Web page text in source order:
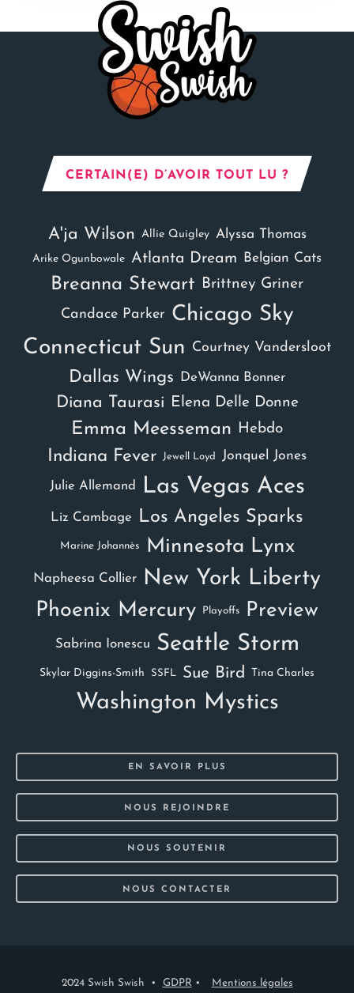
CERTAIN(E) D’AVOIR TOUT LU ?
A'ja Wilson Allie Quigley Alyssa Thomas
Arike Ogunbowale Atlanta Dream Belgian Cats
Breanna Stewart Brittney Griner
Candace Parker Chicago Sky
Connecticut Sun
Courtney Vandersloot
Dallas Wings DeWanna Bonner
Diana Taurasi Elena Delle Donne
Emma Meesseman Hebdo
Indiana Fever Jewell Loyd Jonquel Jones
Julie Allemand Las Vegas Aces
Liz Cambage Los Angeles Sparks
Marine Johannès Minnesota Lynx
Napheesa Collier New York Liberty
Phoenix Mercury Playoffs Preview
Sabrina Ionescu Seattle Storm
Skylar Diggins-Smith SSFL Sue Bird Tina Charles
Washington Mystics
EN SAVOIR PLUS
NOUS REJOINDRE
NOUS SOUTENIR
NOUS CONTACTER
2024 Swish Swish • GDPR • Mentions légales